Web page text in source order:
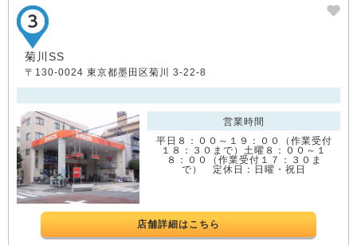
菊川SS
〒130-0024 東京都墨田区菊川 3-22-8
営業時間
平日８：００～１９：００（作業受付
１８：３０まで）土曜８：００～１
８：００（作業受付１７：３０ま
で） 定休日：日曜・祝日
店舗詳細はこちら